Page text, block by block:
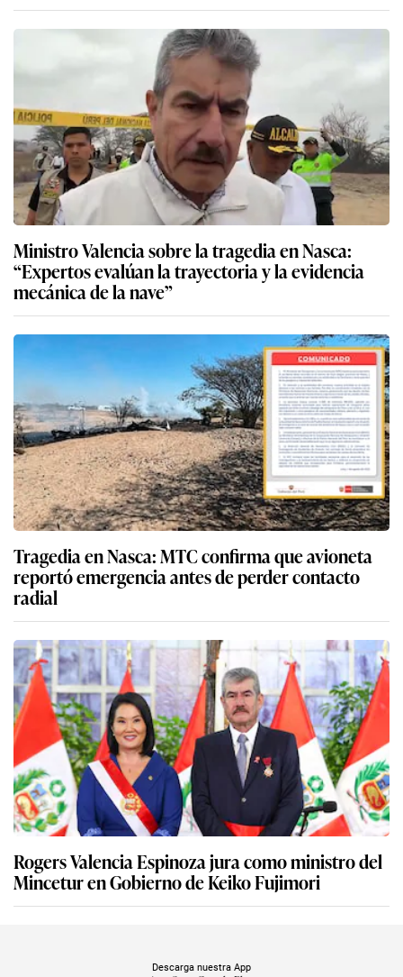
Ministro Valencia sobre la tragedia en Nasca:
“Expertos evalúan la trayectoria y la evidencia
mecánica de la nave”
Tragedia en Nasca: MTC confirma que avioneta
reportó emergencia antes de perder contacto
radial
Rogers Valencia Espinoza jura como ministro del
Mincetur en Gobierno de Keiko Fujimori
Descarga nuestra App